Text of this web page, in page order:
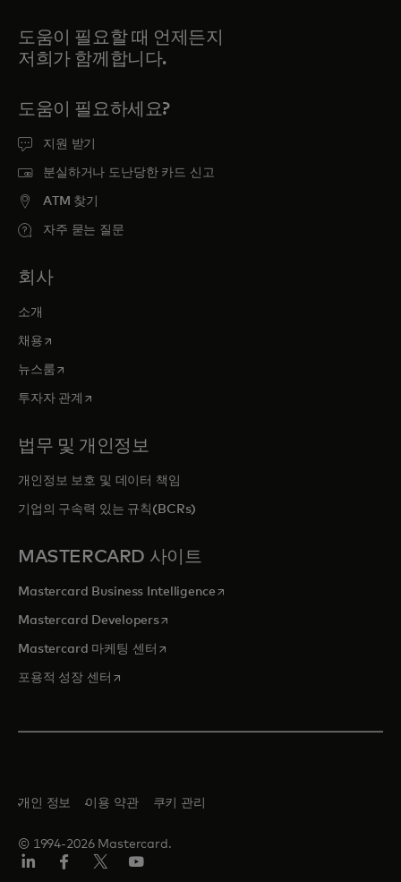
도움이 필요할 때 언제든지
저희가 함께합니다.
도움이 필요하세요?
지원 받기
분실하거나 도난당한 카드 신고
ATM 찾기
자주 묻는 질문
회사
소개
채용새 탭에서 열림
뉴스룸새 탭에서 열림
투자자 관계 새 탭에서 열림
법무 및 개인정보
개인정보 보호 및 데이터 책임
기업의 구속력 있는 규칙(BCRs)
MASTERCARD 사이트
Mastercard Business Intelligence새 탭에서 열림
Mastercard Developers새 탭에서 열림
Mastercard 마케팅 센터 새 탭에서 열림
포용적 성장 센터 새 탭에서 열림
© 1994-2026 Mastercard.
개인 정보 이용 약관 쿠키 관리